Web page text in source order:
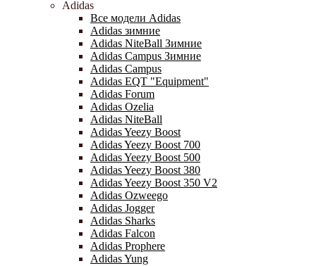
Adidas
Все модели Adidas
Adidas зимние
Adidas NiteBall Зимние
Adidas Campus Зимние
Adidas Campus
Adidas EQT "Equipment"
Adidas Forum
Adidas Ozelia
Adidas NiteBall
Adidas Yeezy Boost
Adidas Yeezy Boost 700
Adidas Yeezy Boost 500
Adidas Yeezy Boost 380
Adidas Yeezy Boost 350 V2
Adidas Ozweego
Adidas Jogger
Adidas Sharks
Adidas Falcon
Adidas Prophere
Adidas Yung